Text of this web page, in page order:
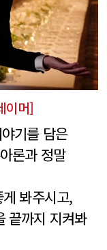
이머]
기를 담은
론과 정말
봐주시고,
끝까지 지켜봐